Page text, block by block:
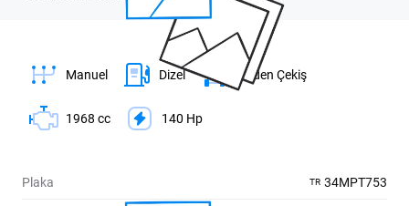
Manuel Dizel Önden Çekiş
1968 cc 140 Hp
Plaka TR 34MPT753